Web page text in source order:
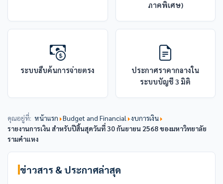
ภาคพิเศษ)
ระบบสืบค้นการจ่ายตรง
ประกาศราคากลางใน
ระบบบัญชี 3 มิติ
คุณอยู่ที่: หน้าแรก Budget and Financial
งบการเงิน
รายงานการเงิน สำหรับปีสิ้นสุดวันที่ 30 กันยายน 2568 ของมหาวิทยาลัย
รามคำแหง
ข่าวสาร & ประกาศล่าสุด